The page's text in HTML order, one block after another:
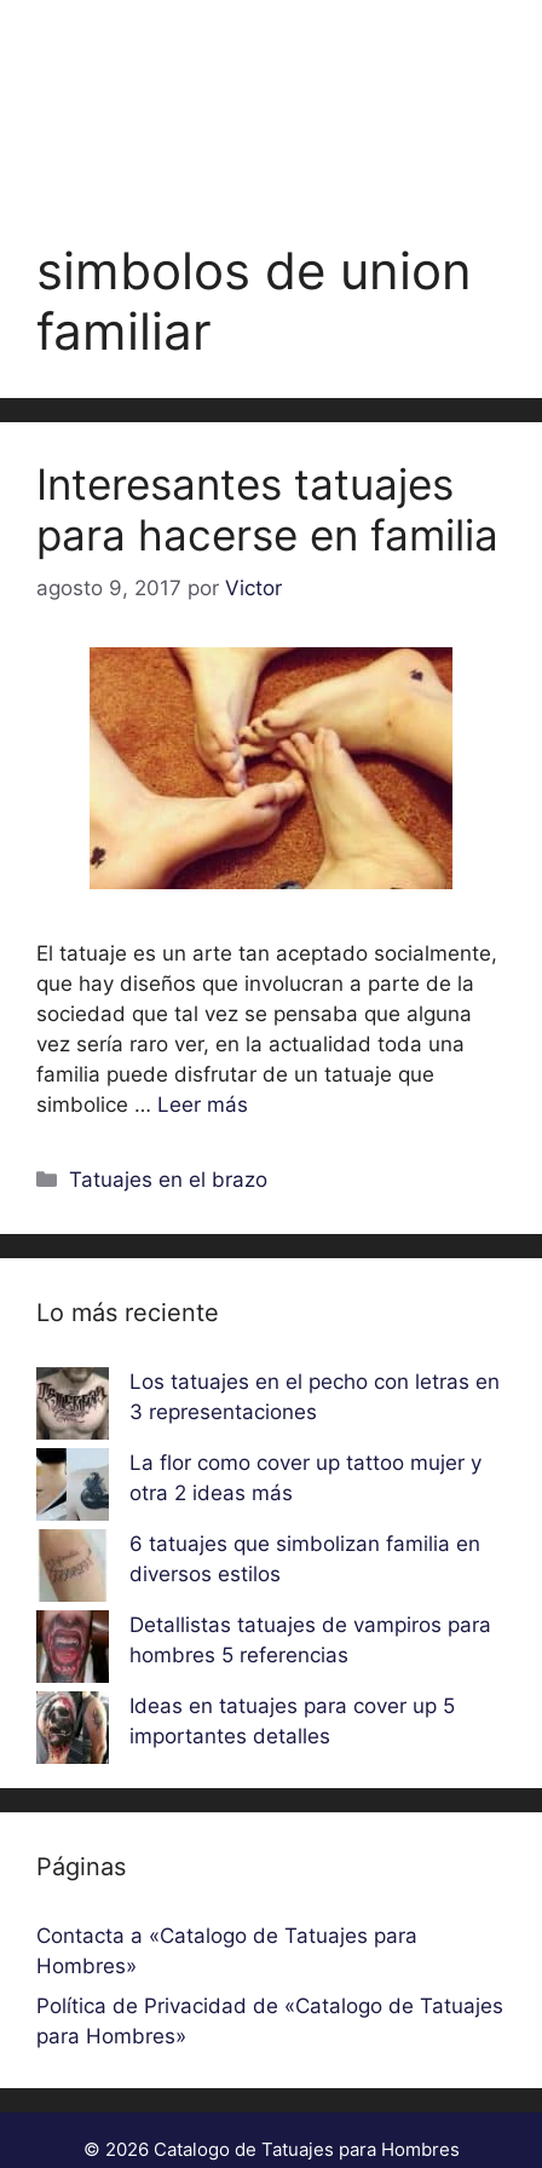
simbolos de union
familiar
Interesantes tatuajes
para hacerse en familia
agosto 9, 2017 por Victor
El tatuaje es un arte tan aceptado socialmente,
que hay diseños que involucran a parte de la
sociedad que tal vez se pensaba que alguna
vez sería raro ver, en la actualidad toda una
familia puede disfrutar de un tatuaje que
simbolice … Leer más
Categorías
Tatuajes en el brazo
Lo más reciente
Los tatuajes en el pecho con letras en
3 representaciones
La flor como cover up tattoo mujer y
otra 2 ideas más
6 tatuajes que simbolizan familia en
diversos estilos
Detallistas tatuajes de vampiros para
hombres 5 referencias
Ideas en tatuajes para cover up 5
importantes detalles
Páginas
Contacta a «Catalogo de Tatuajes para
Hombres»
Política de Privacidad de «Catalogo de Tatuajes
para Hombres»
© 2026 Catalogo de Tatuajes para Hombres